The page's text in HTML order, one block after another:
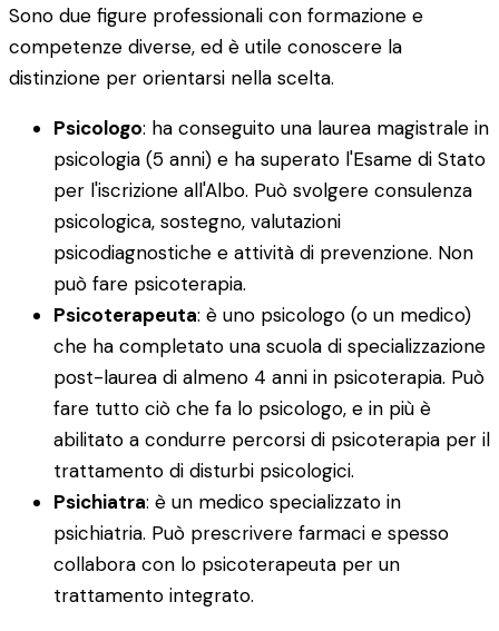
Sono due figure professionali con formazione e
competenze diverse, ed è utile conoscere la
distinzione per orientarsi nella scelta.
Psicologo: ha conseguito una laurea magistrale in
psicologia (5 anni) e ha superato l'Esame di Stato
per l'iscrizione all'Albo. Può svolgere consulenza
psicologica, sostegno, valutazioni
psicodiagnostiche e attività di prevenzione. Non
può fare psicoterapia.
Psicoterapeuta: è uno psicologo (o un medico)
che ha completato una scuola di specializzazione
post-laurea di almeno 4 anni in psicoterapia. Può
fare tutto ciò che fa lo psicologo, e in più è
abilitato a condurre percorsi di psicoterapia per il
trattamento di disturbi psicologici.
Psichiatra: è un medico specializzato in
psichiatria. Può prescrivere farmaci e spesso
collabora con lo psicoterapeuta per un
trattamento integrato.